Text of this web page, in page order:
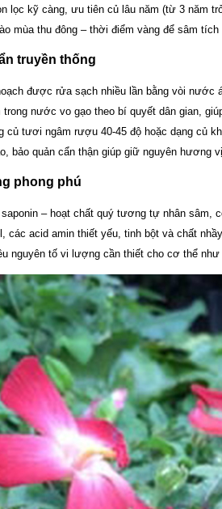
lọc kỹ càng, ưu tiên củ lâu năm (từ 3 năm
mùa thu đông – thời điểm vàng để sâm
truyền thống
được rửa sạch nhiều lần bằng vòi nước
nước vo gạo theo bí quyết dân gian,
củ tươi ngâm rượu 40-45 độ hoặc dạng củ
bảo quản cẩn thận giúp giữ nguyên hương
phong phú
– hoạt chất quý tương tự nhân sâm,
các acid amin thiết yếu, tinh bột và chất
nguyên tố vi lượng cần thiết cho cơ thể